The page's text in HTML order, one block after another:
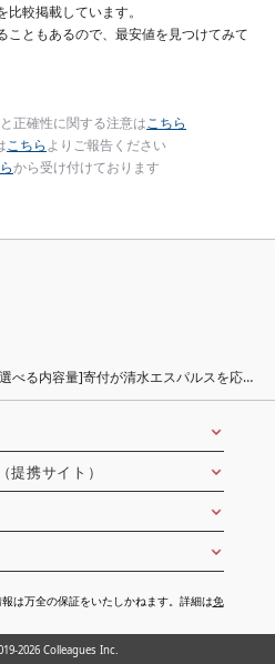
較掲載しています。
こともあるので、最安値を見つけてみて
正確性に関する注意はこちら
こちらよりご報告ください
から受け付けております
べる内容量]寄付が清水エスパルスを応援!
提携サイト）
は万全の保証をいたしかねます。詳細は免
2026 Colleagues Inc.